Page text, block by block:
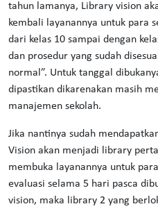
tahun lamanya, Library vision
kembali layanannya untuk para
dari kelas 10 sampai dengan
dan prosedur yang sudah
normal”. Untuk tanggal
dipastikan dikarenakan masih
manajemen sekolah.
Jika nantinya sudah
Vision akan menjadi library
membuka layanannya untuk
evaluasi selama 5 hari pasca
vision, maka library 2 yang